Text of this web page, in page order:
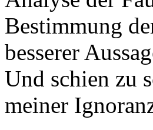
Bestimmung
besserer
Und schien zu
meiner